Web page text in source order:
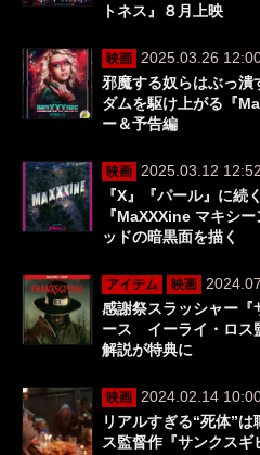
トネス』８月上映
映画
2025.03.26
邪魔する奴らはぶっ
ダムを駆け上がる『
ー＆予告編
映画
2025.03.12 12:52
『X』『パール』に続
『MaXXXine マキシ
ッドの暗黒面を描く
アイテム 映画
感謝祭スラッシャー『
ース イーライ・ロス
解説が特典に
映画
2024.02.14
リアルすぎる“死体”
ス監督作『サンクス